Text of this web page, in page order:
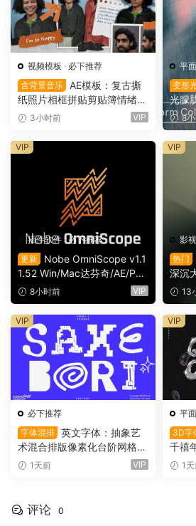
视频模板 · 必下推荐
含背景音乐 AE模板：复古撕
纸照片相框拼贴剪贴簿情绪板
旅游日记手账电影VLOG短片
3小时前 VIP
平
变形
光朦
PSD
dio –
2 –
8
插件软件 ·必下推荐
更新
Nobe OmniScope v1.1
1.52 Win/Mac达芬奇/AE/PR/
OFX视频调色万能示波器插件
（9753）
8小时前 VIP
VIP
影
热门
深沉
场景
GM
1）
13
VIP
必下推荐
字体混排 英文字体：抽象艺
术混合排版像素化台阶网格状
手绘螺旋有机曲线版面设计封
1天前 VIP
VIP
平
3D字
千禧
镀铬
1
VIP
评论 0